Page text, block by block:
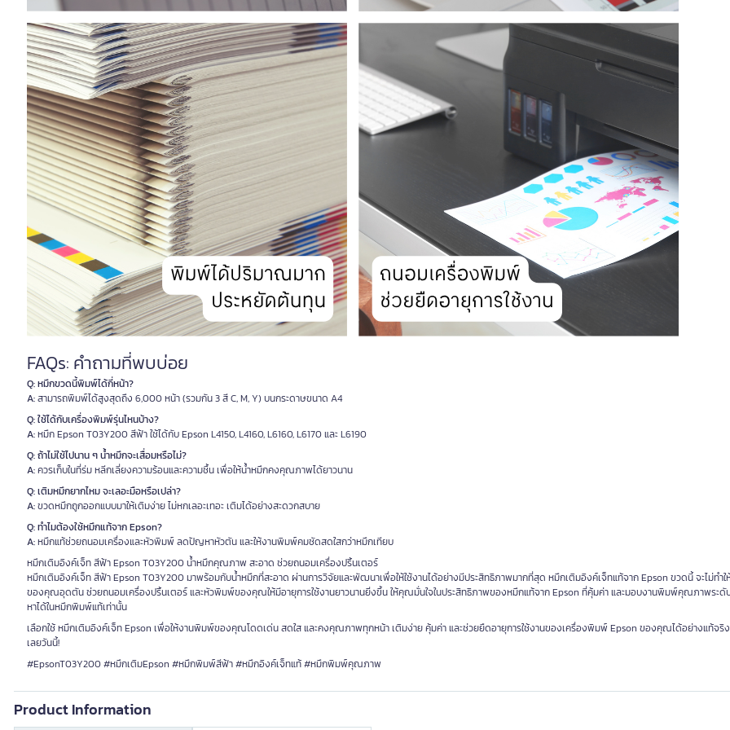
FAQs: คำถามที่พบบ่อย
Q: หมึกขวดนี้พิมพ์ได้กี่หน้า?
A:สามารถพิมพ์ได้สูงสุดถึง 6,000 หน้า (รวมกัน 3 สี C, M, Y) บนกระดาษขนาด A4
Q: ใช้ได้กับเครื่องพิมพ์รุ่นไหนบ้าง?
A:หมึก Epson T03Y200 สีฟ้า ใช้ได้กับ Epson L4150, L4160, L6160, L6170 และ L6190
Q: ถ้าไม่ใช้ไปนาน ๆ น้ำหมึกจะเสื่อมหรือไม่?
A:ควรเก็บในที่ร่ม หลีกเลี่ยงความร้อนและความชื้น เพื่อให้น้ำหมึกคงคุณภาพได้ยาวนาน
Q: เติมหมึกยากไหม จะเลอะมือหรือเปล่า?
A:ขวดหมึกถูกออกแบบมาให้เติมง่าย ไม่หกเลอะเทอะ เติมได้อย่างสะดวกสบาย
Q: ทำไมต้องใช้หมึกแท้จาก Epson?
A:หมึกแท้ช่วยถนอมเครื่องและหัวพิมพ์ ลดปัญหาหัวตัน และให้งานพิมพ์คมชัดสดใสกว่าหมึกเทียบ
หมึกเติมอิงค์เจ็ท สีฟ้า Epson T03Y200 น้ำหมึกคุณภาพ สะอาด ช่วยถนอมเครื่องปริ้นเตอร์
หมึกเติมอิงค์เจ็ท สีฟ้า Epson T03Y200 มาพร้อมกับน้ำหมึกที่สะอาด ผ่านการวิจัยและพัฒนาเพื่อให้ใช้งานได้อย่างมีประสิทธิภาพมากที่สุด หมึกเติมอิงค์เจ็ทแท้จาก Epson ขวดนี้ จะไม่ทำ
ของคุณอุดตัน ช่วยถนอมเครื่องปริ้นเตอร์ และหัวพิมพ์ของคุณให้มีอายุการใช้งานยาวนานยิ่งขึ้น ให้คุณมั่นใจในประสิทธิภาพของหมึกแท้จาก Epson ที่คุ้มค่า และมอบงานพิมพ์คุณภาพระ
หาได้ในหมึกพิมพ์แท้เท่านั้น
เลือกใช้ หมึกเติมอิงค์เจ็ท Epson เพื่อให้งานพิมพ์ของคุณโดดเด่น สดใส และคงคุณภาพทุกหน้า เติมง่าย คุ้มค่า และช่วยยืดอายุการใช้งานของเครื่องพิมพ์ Epson ของคุณได้อย่างแท้จริ
เลยวันนี้!
#EpsonT03Y200 #หมึกเติมEpson #หมึกพิมพ์สีฟ้า #หมึกอิงค์เจ็ทแท้ #หมึกพิมพ์คุณภาพ
Product Information